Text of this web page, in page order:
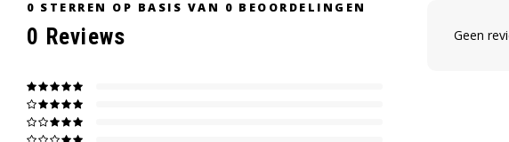
0 STERREN OP BASIS VAN 0 BEOORDELINGEN
0 Reviews Geen